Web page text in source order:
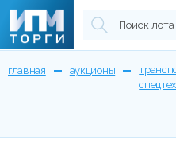
главная аукционы